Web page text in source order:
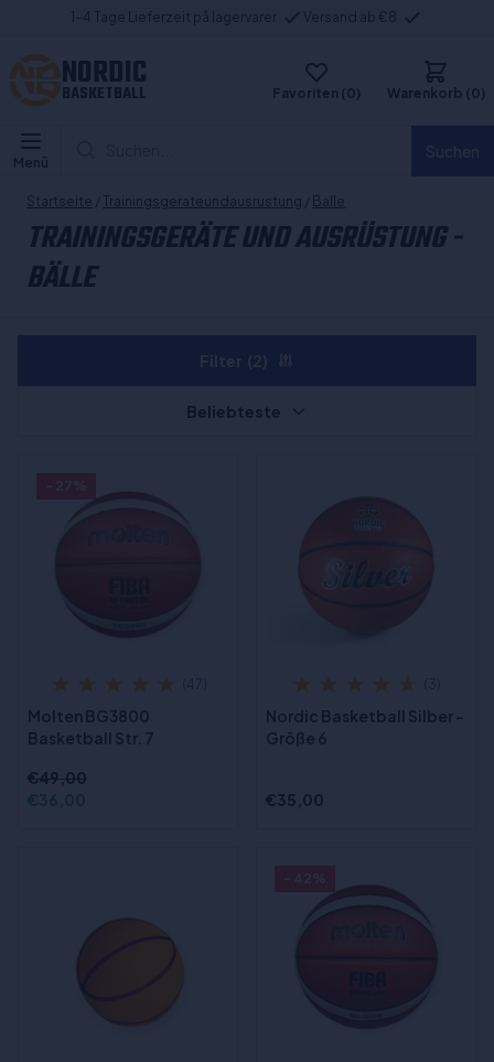
1-4 Tage Lieferzeit på lagervarer Versand ab €8
NORDIC
BASKETBALL Favoriten (0) Warenkorb (0)
Menü
Startseite / Trainingsgerateundausrustung / Balle
TRAININGSGERÄTE UND AUSRÜSTUNG -
BÄLLE
Molten BG3800
Basketball Str. 7
€49,00
€36,00
Nordic Basketball Silber -
Größe 6
€35,00
Beliebteste